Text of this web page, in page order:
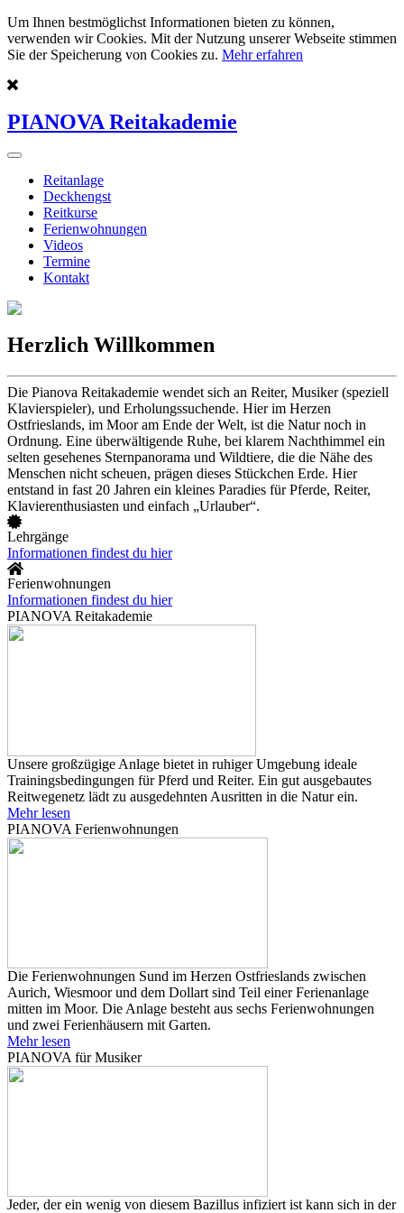
Um Ihnen bestmöglichst Informationen bieten zu können,
verwenden wir Cookies. Mit der Nutzung unserer Webseite stimmen
Sie der Speicherung von Cookies zu. Mehr erfahren
PIANOVA Reitakademie
Reitanlage
Deckhengst
Reitkurse
Ferienwohnungen
Videos
Termine
Kontakt
Herzlich Willkommen
Die Pianova Reitakademie wendet sich an Reiter, Musiker (speziell
Klavierspieler), und Erholungssuchende. Hier im Herzen
Ostfrieslands, im Moor am Ende der Welt, ist die Natur noch in
Ordnung. Eine überwältigende Ruhe, bei klarem Nachthimmel ein
selten gesehenes Sternpanorama und Wildtiere, die die Nähe des
Menschen nicht scheuen, prägen dieses Stückchen Erde. Hier
entstand in fast 20 Jahren ein kleines Paradies für Pferde, Reiter,
Klavierenthusiasten und einfach „Urlauber“.
Lehrgänge
Informationen findest du hier
Ferienwohnungen
Informationen findest du hier
PIANOVA Reitakademie
Unsere großzügige Anlage bietet in ruhiger Umgebung ideale
Trainingsbedingungen für Pferd und Reiter. Ein gut ausgebautes
Reitwegenetz lädt zu ausgedehnten Ausritten in die Natur ein.
Mehr lesen
PIANOVA Ferienwohnungen
Die Ferienwohnungen Sund im Herzen Ostfrieslands zwischen
Aurich, Wiesmoor und dem Dollart sind Teil einer Ferienanlage
mitten im Moor. Die Anlage besteht aus sechs Ferienwohnungen
und zwei Ferienhäusern mit Garten.
Mehr lesen
PIANOVA für Musiker
Jeder, der ein wenig von diesem Bazillus infiziert ist kann sich in der